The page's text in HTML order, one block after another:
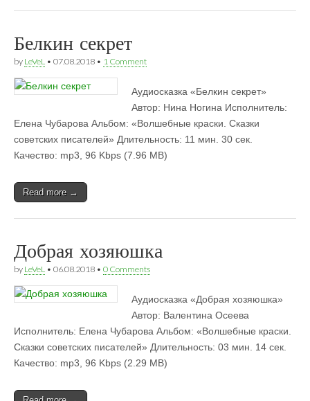
Белкин секрет
by LeVeL • 07.08.2018 • 1 Comment
Аудиосказка «Белкин секрет» 
Автор: Нина Ногина Исполнитель:
Елена Чубарова Альбом: «Волшебные краски. Сказки
советских писателей» Длительность: 11 мин. 30 сек.
Качество: mp3, 96 Kbps (7.96 MB)
Read more →
Добрая хозяюшка
by LeVeL • 06.08.2018 • 0 Comments
Аудиосказка «Добрая хозяюшка» 
Автор: Валентина Осеева
Исполнитель: Елена Чубарова Альбом: «Волшебные краски.
Сказки советских писателей» Длительность: 03 мин. 14 сек.
Качество: mp3, 96 Kbps (2.29 MB)